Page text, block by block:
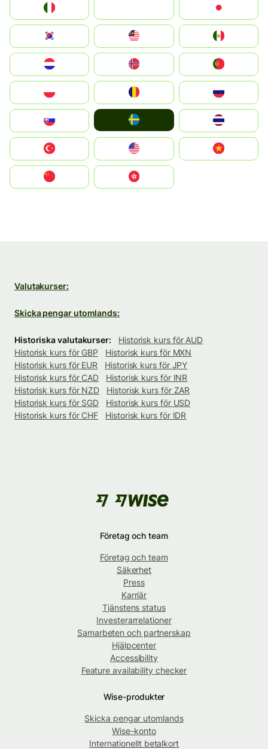
South Korea
United States
中國香港特別行政區
Valutakurser:
Skicka pengar utomlands:
Historiska valutakurser:
Historisk kurs för AUD
Historisk kurs för GBP
Historisk kurs för MXN
Historisk kurs för EUR
Historisk kurs för JPY
Historisk kurs för CAD
Historisk kurs för INR
Historisk kurs för NZD
Historisk kurs för ZAR
Historisk kurs för SGD
Historisk kurs för USD
Historisk kurs för CHF
Historisk kurs för IDR
Företag och team
Företag och team
Säkerhet
Press
Karriär
Tjänstens status
Investerarrelationer
Samarbeten och partnerskap
Hjälpcenter
Accessibility
Feature availability checker
Wise-produkter
Skicka pengar utomlands
Wise-konto
Internationellt betalkort